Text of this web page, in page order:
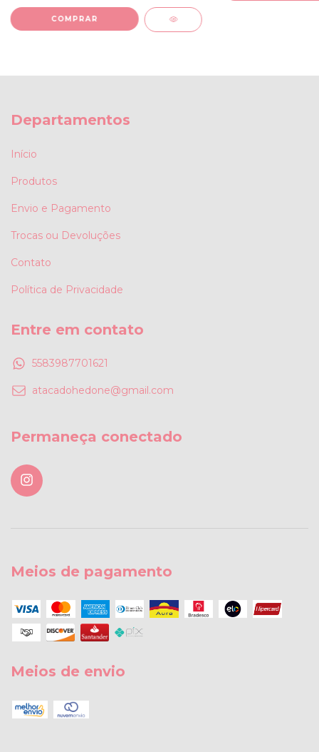
COMPRAR
Departamentos
Início
Produtos
Envio e Pagamento
Trocas ou Devoluções
Contato
Política de Privacidade
Entre em contato
5583987701621
atacadohedone@gmail.com
Permaneça conectado
Meios de pagamento
Meios de envio